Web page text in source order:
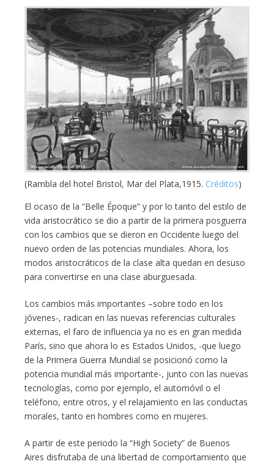
(Rambla del hotel Bristol, Mar del Plata,1915. Créditos)
El ocaso de la “Belle Époque” y por lo tanto del estilo de
vida aristocrático se dio a partir de la primera posguerra
con los cambios que se dieron en Occidente luego del
nuevo orden de las potencias mundiales. Ahora, los
modos aristocráticos de la clase alta quedan en desuso
para convertirse en una clase aburguesada.
Los cambios más importantes –sobre todo en los
jóvenes-, radican en las nuevas referencias culturales
externas, el faro de influencia ya no es en gran medida
París, sino que ahora lo es Estados Unidos, -que luego
de la Primera Guerra Mundial se posicionó como la
potencia mundial más importante-, junto con las nuevas
tecnologías, como por ejemplo, el automóvil o el
teléfono, entre otros, y el relajamiento en las conductas
morales, tanto en hombres como en mujeres.
A partir de este periodo la “High Society” de Buenos
Aires disfrutaba de una libertad de comportamiento que